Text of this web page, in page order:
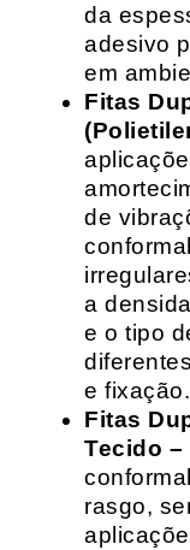
da
adesivo
em
Fitas
de
a
e o tipo
e fixação.
Fitas
Tecido –
rasgo,